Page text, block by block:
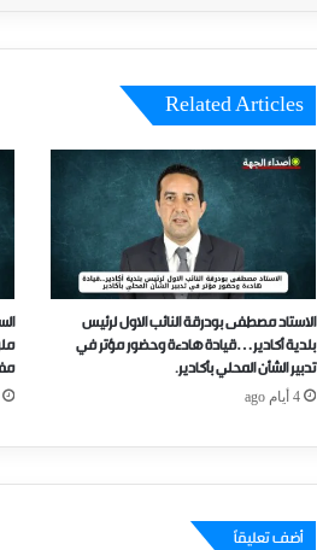
Related Articles
الاستاد مصطفى بودرقة النائب الاول لرئيس
بلدية أكادير…قيادة هادءة وحضور مؤتر في
تدبير الشأن المحلي بأكادير.
4 أيام ago
أضف تعليقاً